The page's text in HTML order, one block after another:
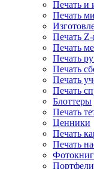
Печать и
Печать
Печать Z-
Печать
Печать
Печать
Печать
Печать
Блоттеры
Печать
Ценники
Печать
Печать
Портфели